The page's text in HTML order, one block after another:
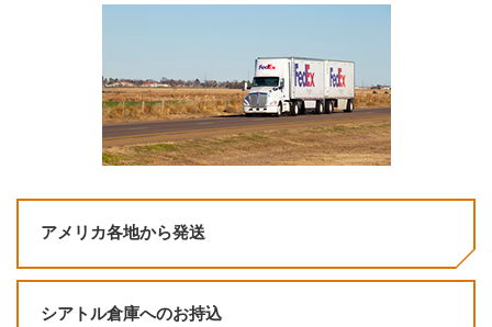
アメリカ各地から発送
シアトル倉庫へのお持込